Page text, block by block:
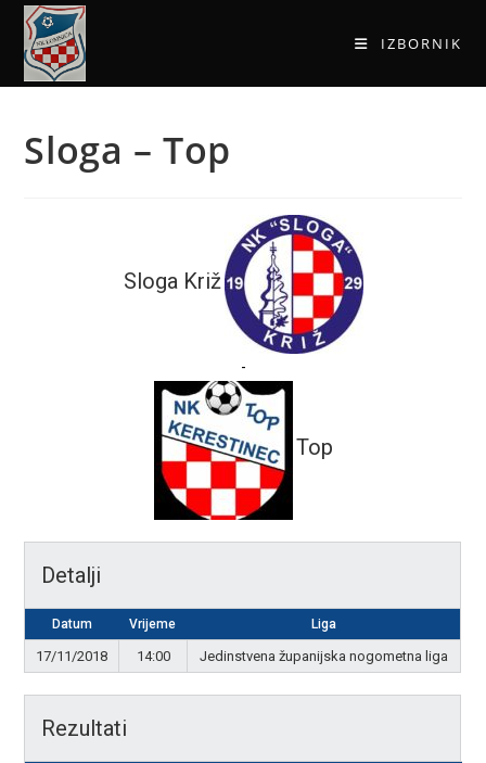
IZBORNIK
Sloga – Top
Sloga Križ
-
Top
Detalji
Datum Vrijeme Liga
17/11/2018 14:00 Jedinstvena županijska nogometna liga
Rezultati